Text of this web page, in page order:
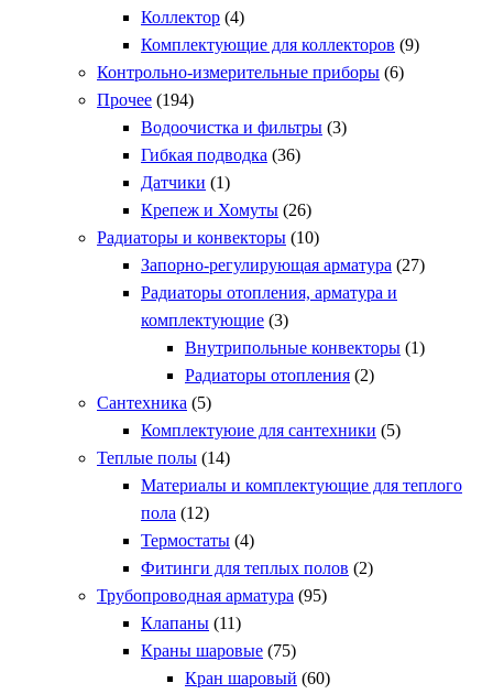
Коллектор (4)
Комплектующие для коллекторов (9)
Контрольно-измерительные приборы (6)
Прочее (194)
Водоочистка и фильтры (3)
Гибкая подводка (36)
Датчики (1)
Крепеж и Хомуты (26)
Радиаторы и конвекторы (10)
Запорно-регулирующая арматура (27)
Радиаторы отопления, арматура и
комплектующие (3)
Внутрипольные конвекторы (1)
Радиаторы отопления (2)
Сантехника (5)
Комплектуюие для сантехники (5)
Теплые полы (14)
Материалы и комплектующие для теплого
пола (12)
Термостаты (4)
Фитинги для теплых полов (2)
Трубопроводная арматура (95)
Клапаны (11)
Краны шаровые (75)
Кран шаровый (60)